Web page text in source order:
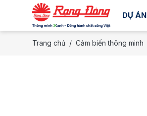
DỰ ÁN
Trang chủ Cảm biến thông minh